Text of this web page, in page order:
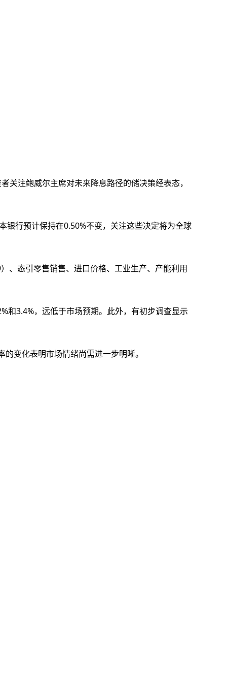
关注鲍威尔主席对未来降息路径的储决策经表态，
银行预计保持在0.50%不变，关注这些决定将为全球
、态引零售销售、进口价格、工业生产、产能利用
和3.4%，远低于市场预期。此外，有初步调查显示
变化表明市场情绪尚需进一步明晰。